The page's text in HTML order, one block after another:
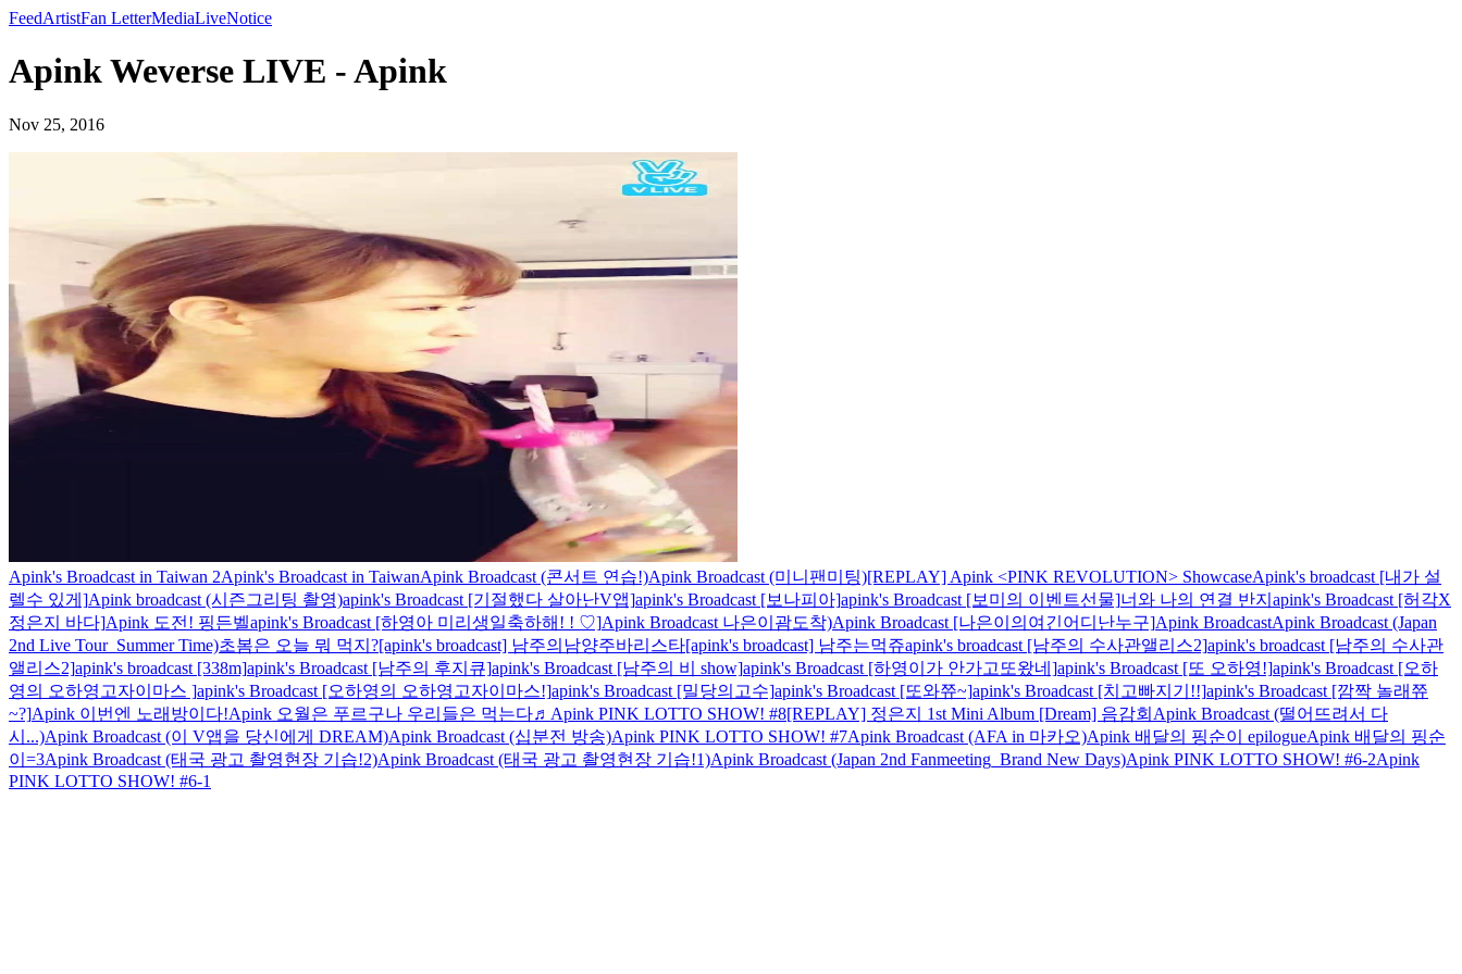
FeedArtistFan LetterMediaLiveNotice
Apink Weverse LIVE - Apink
Nov 25, 2016
Apink's Broadcast in Taiwan 2Apink's Broadcast in TaiwanApink Broadcast (콘서트 연습!)Apink Broadcast (미니팬미팅)[REPLAY] Apink <PINK REVOLUTION> ShowcaseApink's broadcast [내가 설
렐수 있게]Apink broadcast (시즌그리팅 촬영)apink's Broadcast [기절했다 살아난V앱]apink's Broadcast [보나피아]apink's Broadcast [보미의 이벤트선물]너와 나의 연결 반지 apink's Broadcast [허각X
정은지 바다]Apink 도전! 핑든벨apink's Broadcast [하영아 미리생일축하해! ! ♡]Apink Broadcast 나은이괌도착)Apink Broadcast [나은이의여긴어디난누구]Apink BroadcastApink Broadcast (Japan
2nd Live Tour_Summer Time)초봄은 오늘 뭐 먹지?[apink's broadcast] 남주의남양주바리스타[apink's broadcast] 남주는먹쥬apink's broadcast [남주의 수사관앨리스2]apink's broadcast [남주의 수사관
앨리스2]apink's broadcast [338m]apink's Broadcast [남주의 후지큐]apink's Broadcast [남주의 비 show]apink's Broadcast [하영이가 안가고또왔네]apink's Broadcast [또 오하영!]apink's Broadcast [오하
영의 오하영고자이마스 ]apink's Broadcast [오하영의 오하영고자이마스!]apink's Broadcast [밀당의고수]apink's Broadcast [또와쮸~]apink's Broadcast [치고빠지기!!]apink's Broadcast [깜짝 놀래쮸
~?]Apink 이번엔 노래방이다!Apink 오월은 푸르구나 우리들은 먹는다♬ Apink PINK LOTTO SHOW! #8[REPLAY] 정은지 1st Mini Album [Dream] 음감회 Apink Broadcast (떨어뜨려서 다
시...)Apink Broadcast (이 V앱을 당신에게 DREAM)Apink Broadcast (십분전 방송)Apink PINK LOTTO SHOW! #7Apink Broadcast (AFA in 마카오)Apink 배달의 핑순이 epilogueApink 배달의 핑순
이=3Apink Broadcast (태국 광고 촬영현장 기습!2)Apink Broadcast (태국 광고 촬영현장 기습!1)Apink Broadcast (Japan 2nd Fanmeeting_Brand New Days)Apink PINK LOTTO SHOW! #6-2Apink
PINK LOTTO SHOW! #6-1